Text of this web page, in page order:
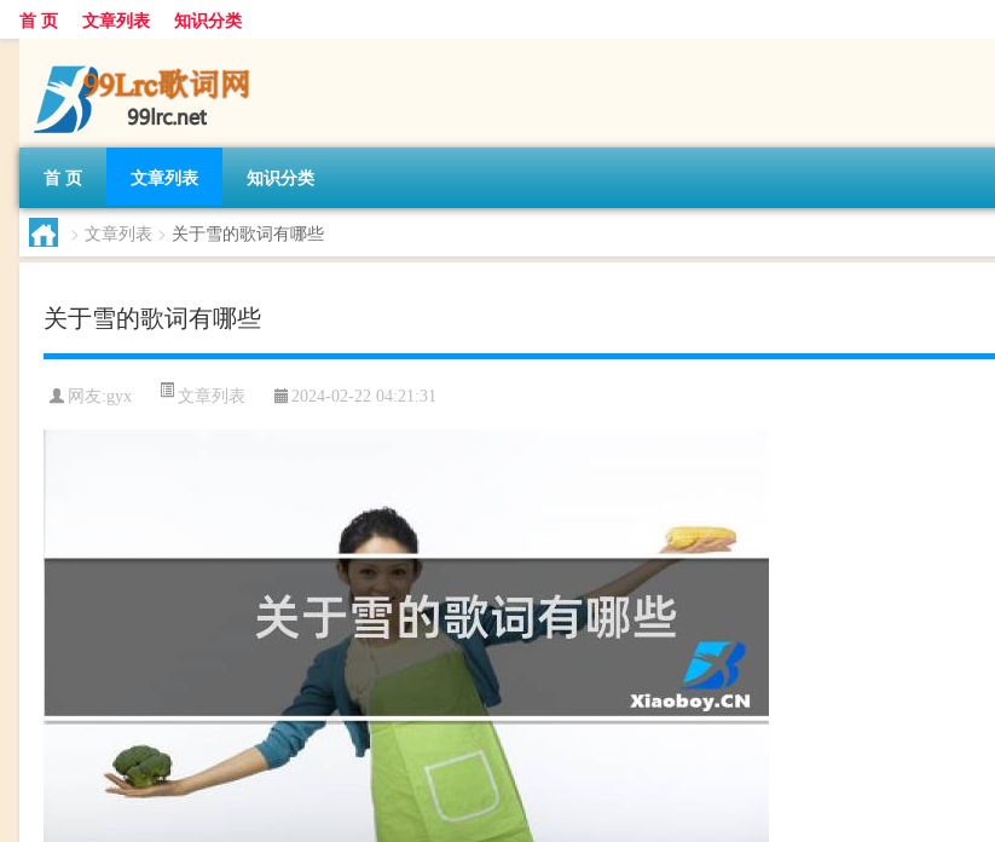
首 页 文章列表 知识分类
首 页 文章列表 知识分类
> 文章列表 > 关于雪的歌词有哪些
关于雪的歌词有哪些
网友:gyx 文章列表 2024-02-22 04:21:31